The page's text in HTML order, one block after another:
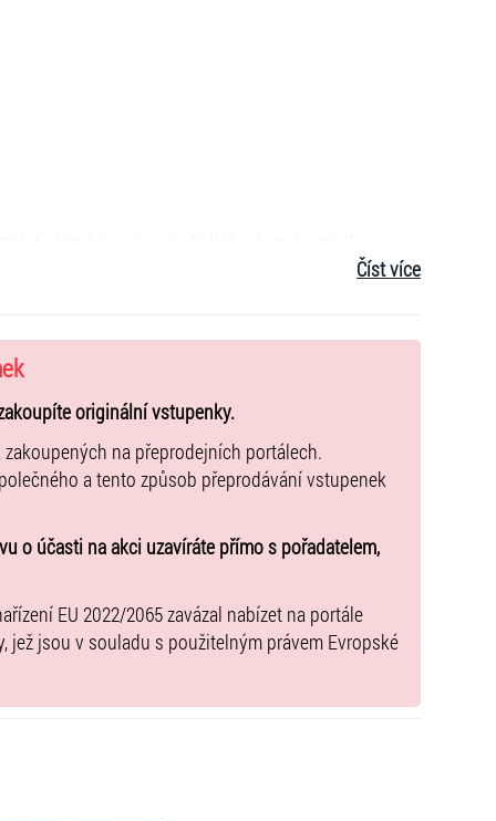
na kopci nad údolím řeky Vltavy. Areál je obetkán
Nabízí se navíc několik variant, které lze využít.
tramvaje č. 22 Pražský hrad. Po prohlídce pak
Malostranská.
nenosili žádná objemná zavazadla a řídili se
2 adults
Číst více
originální vstupenky.
na přeprodejních portálech.
a tento způsob přeprodávání vstupenek
o účasti na akci uzavíráte přímo s pořadatelem,
EU 2022/2065 zavázal nabízet na portále
jež jsou v souladu s použitelným právem Evropské